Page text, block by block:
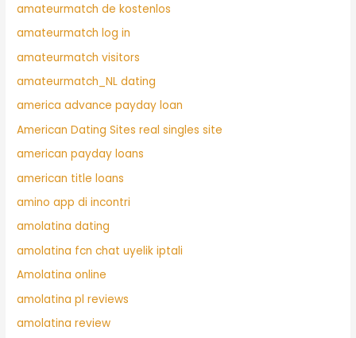
amateurmatch de kostenlos
amateurmatch log in
amateurmatch visitors
amateurmatch_NL dating
america advance payday loan
American Dating Sites real singles site
american payday loans
american title loans
amino app di incontri
amolatina dating
amolatina fcn chat uyelik iptali
Amolatina online
amolatina pl reviews
amolatina review